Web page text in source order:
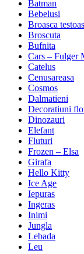
Batman
Bebelusi
Broasca
Broscuta
Bufnita
Cars – Fulger
Catelus
Cenusareasa
Cosmos
Dalmatieni
Decoratiuni
Dinozauri
Elefant
Fluturi
Frozen – Elsa
Girafa
Hello Kitty
Ice Age
Iepuras
Ingeras
Inimi
Jungla
Lebada
Leu